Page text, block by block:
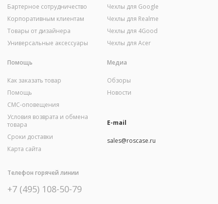
Бартерное сотрудничество
Корпоративным клиентам
Товары от дизайнера
Универсальные аксессуары
Чехлы для Google
Чехлы для Realme
Чехлы для 4Good
Чехлы для Acer
Помощь
Как заказать товар
Помощь
СМС-оповещения
Условия возврата и обмена
товара
Сроки доставки
Карта сайта
Медиа
Обзоры
Новости
E-mail
sales@roscase.ru
Телефон горячей линии
+7 (495) 108-50-79